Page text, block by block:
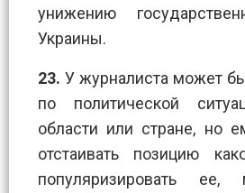
унижению
Украины.
23. У журналиста может
по политической
области или стране, но
отстаивать позицию
популяризировать ее,